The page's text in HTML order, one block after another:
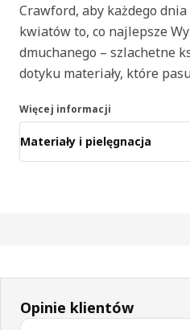
Crawford, aby każdego
kwiatów to, co najlepsze
dmuchanego – szlachetne
dotyku materiały, które
Więcej informacji
Materiały i pielęgnacja
Opinie klientów